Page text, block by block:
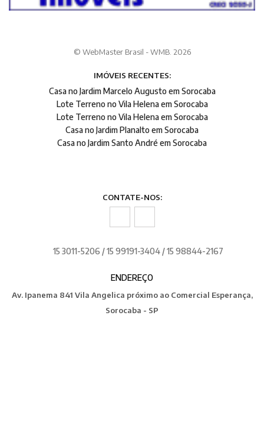
© WebMaster Brasil - WMB. 2026
IMÓVEIS RECENTES:
Casa no Jardim Marcelo Augusto em Sorocaba
Lote Terreno no Vila Helena em Sorocaba
Lote Terreno no Vila Helena em Sorocaba
Casa no Jardim Planalto em Sorocaba
Casa no Jardim Santo André em Sorocaba
CONTATE-NOS:
15 3011-5206 / 15 99191-3404 / 15 98844-2167
ENDEREÇO
Av. Ipanema 841 Vila Angelica próximo ao Comercial Esperança,
Sorocaba - SP